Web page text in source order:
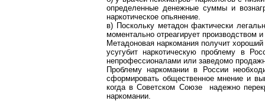
определенные денежные суммы и
наркотическое опьянение.
в) Поскольку метадон фактически
моментально отреагирует производством
Метадоновая наркомания получит
усугубит наркотическую проблему в
непрофессионалами или заведомо
Проблему наркомании в России
сформировать общественное мнение и
когда в Советском Союзе надежно
наркомании.